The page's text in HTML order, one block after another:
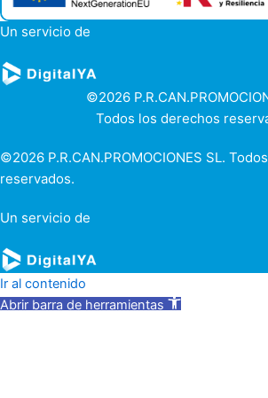
Un servicio de
©2026
Todos los derechos
©2026 P.R.CAN.PROMOCIONES SL.
reservados.
Un servicio de
Ir al contenido
Abrir barra de herramientas